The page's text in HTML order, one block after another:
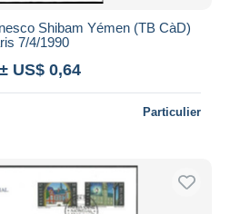
Shibam Yémen (TB CàD)
7/4/1990
± US$ 0,64
Particulier